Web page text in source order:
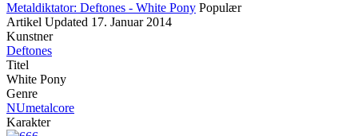
Metaldiktator: Deftones - White Pony Populær
Artikel Updated 17. Januar 2014
Kunstner
Deftones
Titel
White Pony
Genre
NUmetalcore
Karakter